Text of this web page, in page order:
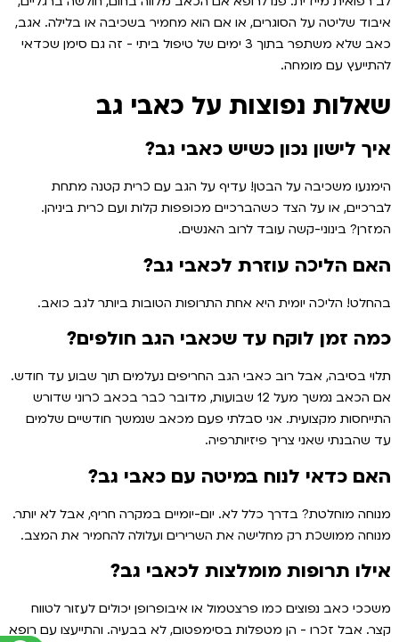
איבוד שליטה על הסוגרים, או אם הוא מחמיר בשכיבה או בלילה. אגב,
כאב שלא משתפר בתוך 3 ימים של טיפול ביתי - זה גם סימן שכדאי
להתייעץ עם מומחה.
שאלות נפוצות על כאבי גב
איך לישון נכון כשיש כאבי גב?
הימנעו משכיבה על הבטן! עדיף על הגב עם כרית קטנה מתחת
לברכיים, או על הצד כשהברכיים מכופפות קלות ועם כרית ביניהן.
המזרן? בינוני-קשה עובד לרוב האנשים.
האם הליכה עוזרת לכאבי גב?
בהחלט! הליכה יומית היא אחת התרופות הטובות ביותר לגב כואב.
כמה זמן לוקח עד שכאבי הגב חולפים?
תלוי בסיבה, אבל רוב כאבי הגב החריפים נעלמים תוך שבוע עד חודש.
אם הכאב נמשך מעל 12 שבועות, מדובר כבר בכאב כרוני שדורש
התייחסות מקצועית. אני סבלתי פעם מכאב שנמשך חודשיים שלמים
עד שהבנתי שאני צריך פיזיותרפיה.
האם כדאי לנוח במיטה עם כאבי גב?
מנוחה מוחלטת? בדרך כלל לא. יום-יומיים במקרה חריף, אבל לא יותר.
מנוחה ממושכת רק מחלישה את השרירים ועלולה להחמיר את המצב.
אילו תרופות מומלצות לכאבי גב?
משככי כאב נפוצים כמו פרצטמול או איבופרופן יכולים לעזור לטווח
קצר. אבל זכרו - הן מטפלות בסימפטום, לא בבעיה. והתייעצו עם רופא